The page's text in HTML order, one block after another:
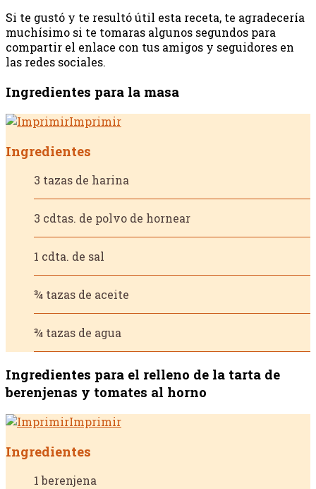
Si te gustó y te resultó útil esta receta, te agradecería
muchísimo si te tomaras algunos segundos para
compartir el enlace con tus amigos y seguidores en
las redes sociales.
Ingredientes para la masa
Imprimir
Ingredientes
3 tazas de harina
3 cdtas. de polvo de hornear
1 cdta. de sal
¾ tazas de aceite
¾ tazas de agua
Ingredientes para el relleno de la tarta de
berenjenas y tomates al horno
Imprimir
Ingredientes
1 berenjena